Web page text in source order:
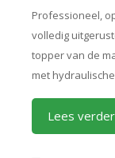
Professioneel,
volledig
topper van de
met
Lees verder